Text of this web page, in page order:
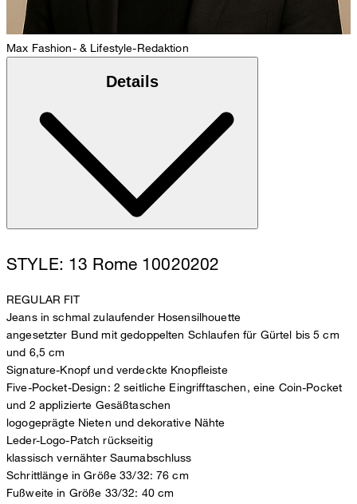
Max Fashion- & Lifestyle-Redaktion
Details
STYLE: 13 Rome 10020202
REGULAR FIT
Jeans in schmal zulaufender Hosensilhouette
angesetzter Bund mit gedoppelten Schlaufen für Gürtel bis 5 cm
und 6,5 cm
Signature-Knopf und verdeckte Knopfleiste
Five-Pocket-Design: 2 seitliche Eingrifftaschen, eine Coin-Pocket
und 2 applizierte Gesäßtaschen
logogeprägte Nieten und dekorative Nähte
Leder-Logo-Patch rückseitig
klassisch vernähter Saumabschluss
Schrittlänge in Größe 33/32: 76 cm
Fußweite in Größe 33/32: 40 cm